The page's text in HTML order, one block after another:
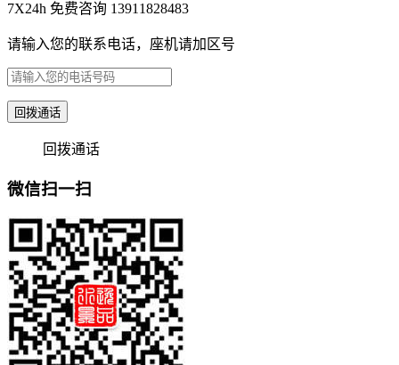
7X24h 免费咨询 13911828483
请输入您的联系电话，座机请加区号
回拨通话
回拨通话
微信扫一扫